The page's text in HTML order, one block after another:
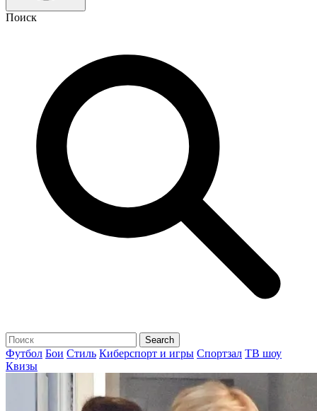
Поиск
Футбол Бои Стиль Киберспорт и игры Спортзал ТВ шоу
Квизы